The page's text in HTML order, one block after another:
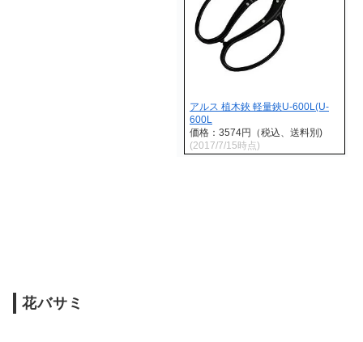
アルス 植木鋏 軽量鋏U-600L(U-
600L
価格：3574円（税込、送料別)
(2017/7/15時点)
花バサミ